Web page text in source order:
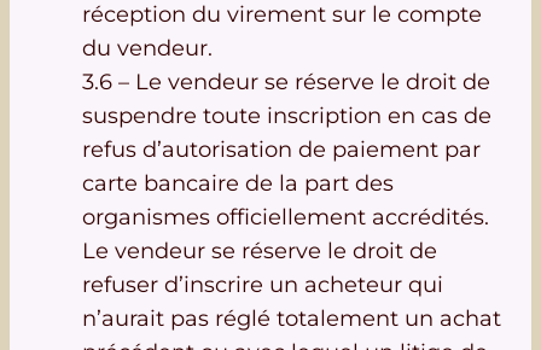
réception du virement sur le compte
du vendeur.
3.6 – Le vendeur se réserve le droit de
suspendre toute inscription en cas de
refus d’autorisation de paiement par
carte bancaire de la part des
organismes officiellement accrédités.
Le vendeur se réserve le droit de
refuser d’inscrire un acheteur qui
n’aurait pas réglé totalement un achat